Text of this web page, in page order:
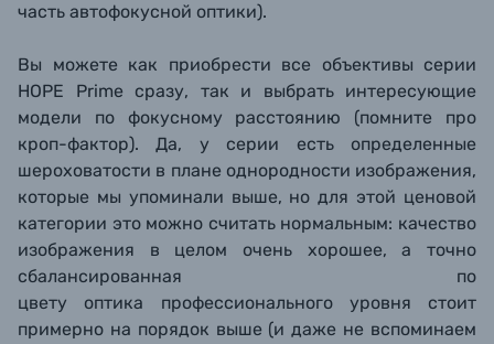
часть автофокусной оптики).
Вы можете как приобрести все объективы серии
HOPE Prime сразу, так и выбрать интересующие
модели по фокусному расстоянию (помните про
кроп-фактор). Да, у серии есть определенные
шероховатости в плане однородности изображения,
которые мы упоминали выше, но для этой ценовой
категории это можно считать нормальным: качество
изображения в целом очень хорошее, а точно
сбалансированная по
цвету оптика профессионального уровня стоит
примерно на порядок выше (и даже не вспоминаем